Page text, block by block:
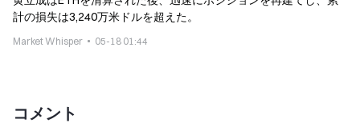
計の損失は3,240万米ドルを超えた。
Market Whisper 05-18 01:44
コメント